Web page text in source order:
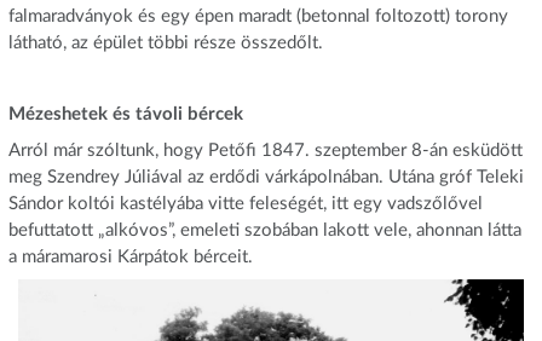
falmaradványok és egy épen maradt (betonnal foltozott) torony
látható, az épület többi része összedőlt.
Mézeshetek és távoli bércek
Arról már szóltunk, hogy Petőfi 1847. szeptember 8-án esküdött
meg Szendrey Júliával az erdődi várkápolnában. Utána gróf Teleki
Sándor koltói kastélyába vitte feleségét, itt egy vadszőlővel
befuttatott „alkóvos”, emeleti szobában lakott vele, ahonnan látta
a máramarosi Kárpátok bérceit.